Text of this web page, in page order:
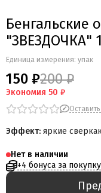
Бенгальские
"ЗВЕЗДОЧКА"
Единица измерения: упак
150 ₽200 ₽
Экономия 50 ₽
Эффект: яркие
Нет в наличии
+4 бонуса за покупку